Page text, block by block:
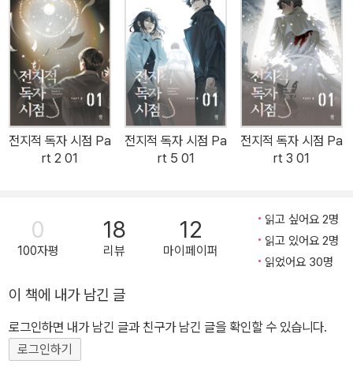
한다. 시를 완전히 이해해야 시를 사랑하는 것도 아니라고. 남자가 여
자를, 여자가 남자를 불꽃처럼 사랑하듯 시도 우연히 다가오는 것이
라고. 굉음을 내며 몰려올 때도 있고, 고양이처럼 소리 없이 다가올 때
도 있으며, 때론 둔중한 아픔으로, 때론 스치는 바람처럼 찾아오는 것
이, 그들이 말하는 시라는 우연의 선물이다. 정호승에게 어머니는 시
의 시작이자 끝이다. 그의 어머니는 일찍이 시를 쓴 분이다. 정호승은
회갑이 넘은 지금까지도 어린 시절 가난한 부뚜막에 놓여있던 어머니
니는 가난과 한 많은 여인의 고통을 시로 이겨내려 했으리라. 그것을
깨달은 정호승에게 시는 어머니의 시다. 안도현에게 시는 꿈의 간이
역으로 가는 기차소리다. 고향을 떠나온 어린 유학생 도현에게 기차
의 적막감이 그로 하여금 시를 끄적거리게 했다. 시인의 꿈을 한순간
도 땅바닥에 내려놓지 않던 문학청년 안도현에게 시는 끊을 수 없는
마약이었고, 구원의 종교였고, 삶의 모든 것이었다. 청년에게 시는 세
전지적 독자 시점 Pa
rt 2 01
전지적 독자 시점 Pa
rt 5 01
전지적 독자 시점 Pa
rt 3 01
0
100자평
18
리뷰
12
마이페이퍼
읽고 싶어요 2명
읽고 있어요 2명
읽었어요 30명
이 책에 내가 남긴 글
로그인하면 내가 남긴 글과 친구가 남긴 글을 확인할 수 있습니다.
로그인하기